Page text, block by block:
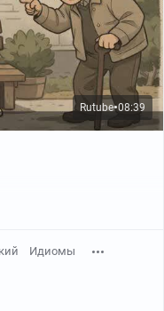
Rutube●08:39
Идиомы